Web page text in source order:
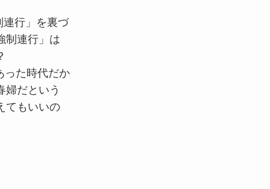
行」を裏づ
制連行」は
た時代だか
婦だという
てもいいの